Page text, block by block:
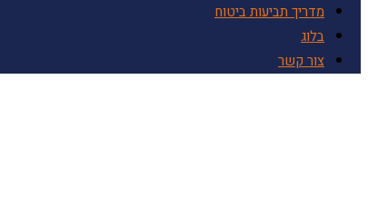
מדריך תביעות ביטוח
בלוג
צור קשר